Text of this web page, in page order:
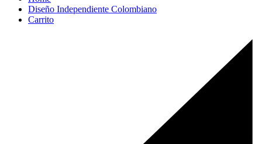
Diseño Independiente Colombiano
Carrito